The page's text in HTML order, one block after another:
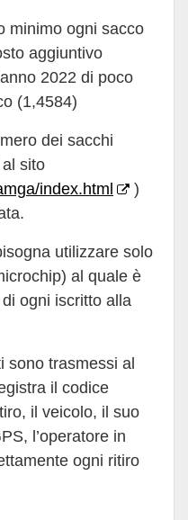
minimo ogni sacco
aggiuntivo
2022 di poco
(1,4584)
dei sacchi
sito
index.html
)
utilizzare solo
al quale è
ogni iscritto alla
sono trasmessi al
il codice
il veicolo, il suo
l’operatore in
ogni ritiro